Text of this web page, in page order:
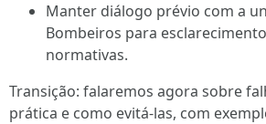
Manter diálogo prévio com a
Bombeiros para
normativas.
Transição: falaremos agora sobre
prática e como evitá‑las, com